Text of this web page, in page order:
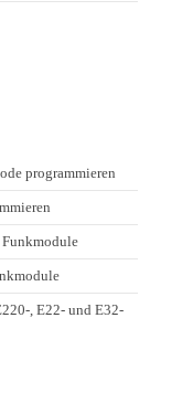
programmieren
, E22- und E32-